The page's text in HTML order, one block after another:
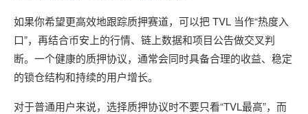
如果你希望更高效地跟踪质押赛道，可以把 TVL 当作“热度入
口”，再结合币安上的行情、链上数据和项目公告做交叉判
断。一个健康的质押协议，通常会同时具备合理的收益、稳定
的锁仓结构和持续的用户增长。
对于普通用户来说，选择质押协议时不要只看“TVL最高”，而